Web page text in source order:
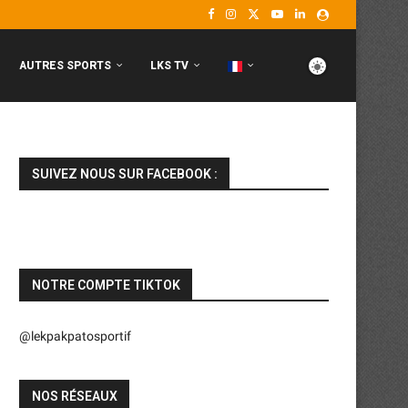
AUTRES SPORTS LKS TV
SUIVEZ NOUS SUR FACEBOOK :
NOTRE COMPTE TIKTOK
@lekpakpatosportif
NOS RÉSEAUX